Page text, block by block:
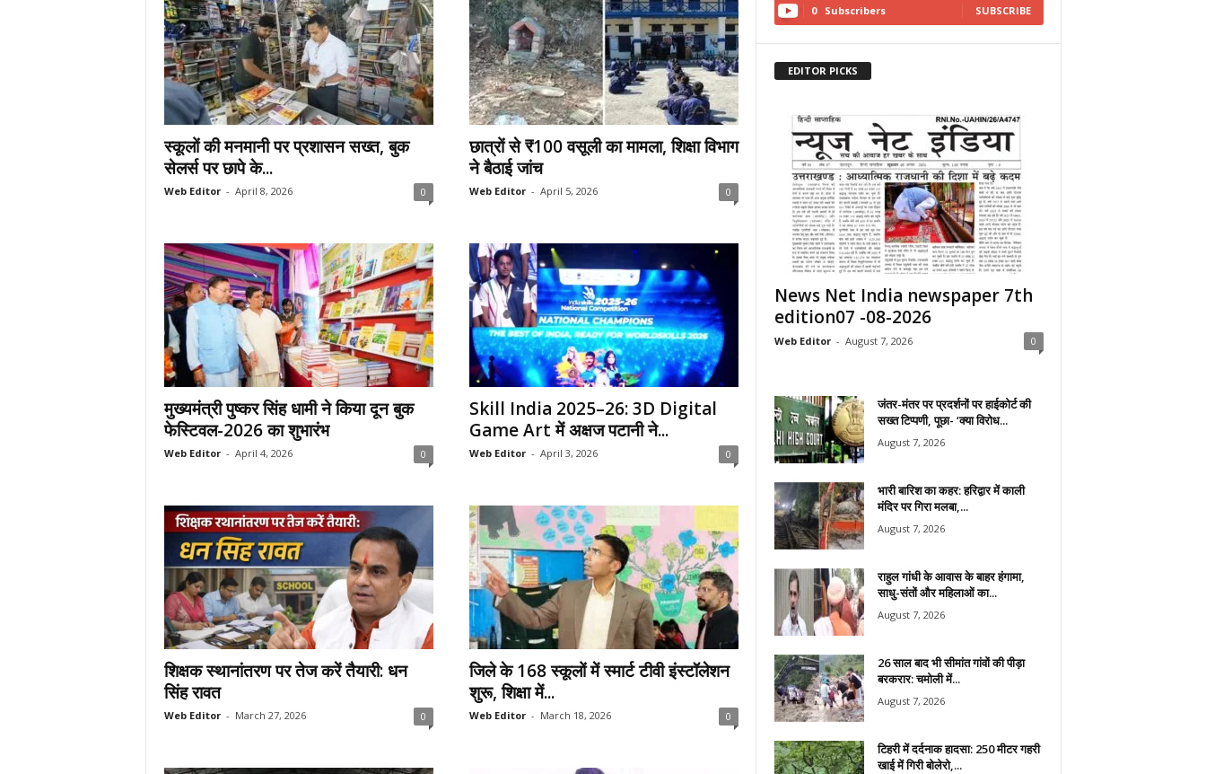
स्कूलों की मनमानी पर प्रशासन सख्त, बुक
सेलर्स पर छापे के...
Web Editor - April 8, 2026 0
छात्रों से ₹100 वसूली का मामला, शिक्षा विभाग
ने बैठाई जांच
Web Editor - April 5, 2026 0
मुख्यमंत्री पुष्कर सिंह धामी ने किया दून बुक
फेस्टिवल-2026 का शुभारंभ
Web Editor - April 4, 2026 0
Skill India 2025–26: 3D Digital
Game Art में अक्षज पटानी ने...
Web Editor - April 3, 2026 0
शिक्षक स्थानांतरण पर तेज करें तैयारी: धन
सिंह रावत
Web Editor - March 27, 2026 0
जिले के 168 स्कूलों में स्मार्ट टीवी इंस्टॉलेशन
शुरू, शिक्षा में...
Web Editor - March 18, 2026 0
0 Subscribers SUBSCRIBE
EDITOR PICKS
News Net India newspaper 7th
edition07 -08-2026
Web Editor - August 7, 2026 0
जंतर-मंतर पर प्रदर्शनों पर हाईकोर्ट की
सख्त टिप्पणी, पूछा- ‘क्या विरोध...
August 7, 2026
भारी बारिश का कहर: हरिद्वार में काली
मंदिर पर गिरा मलबा,...
August 7, 2026
राहुल गांधी के आवास के बाहर हंगामा,
साधु-संतों और महिलाओं का...
August 7, 2026
26 साल बाद भी सीमांत गांवों की पीड़ा
बरकरार: चमोली में...
August 7, 2026
टिहरी में दर्दनाक हादसा: 250 मीटर गहरी
खाई में गिरी बोलेरो,...